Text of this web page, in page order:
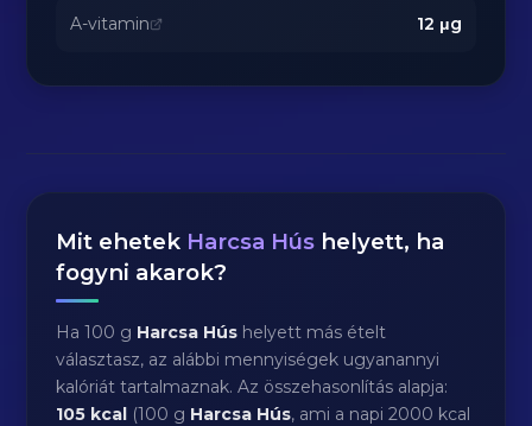
A-vitamin 12 μg
Mit ehetek Harcsa Hús helyett, ha
fogyni akarok?
Ha 100 g Harcsa Hús helyett más ételt
választasz, az alábbi mennyiségek ugyanannyi
kalóriát tartalmaznak. Az összehasonlítás alapja:
105 kcal (100 g Harcsa Hús, ami a napi 2000 kcal